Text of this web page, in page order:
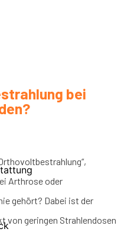
bei
Arthrose oder
gehört? Dabei ist der
von geringen Strahlendosen